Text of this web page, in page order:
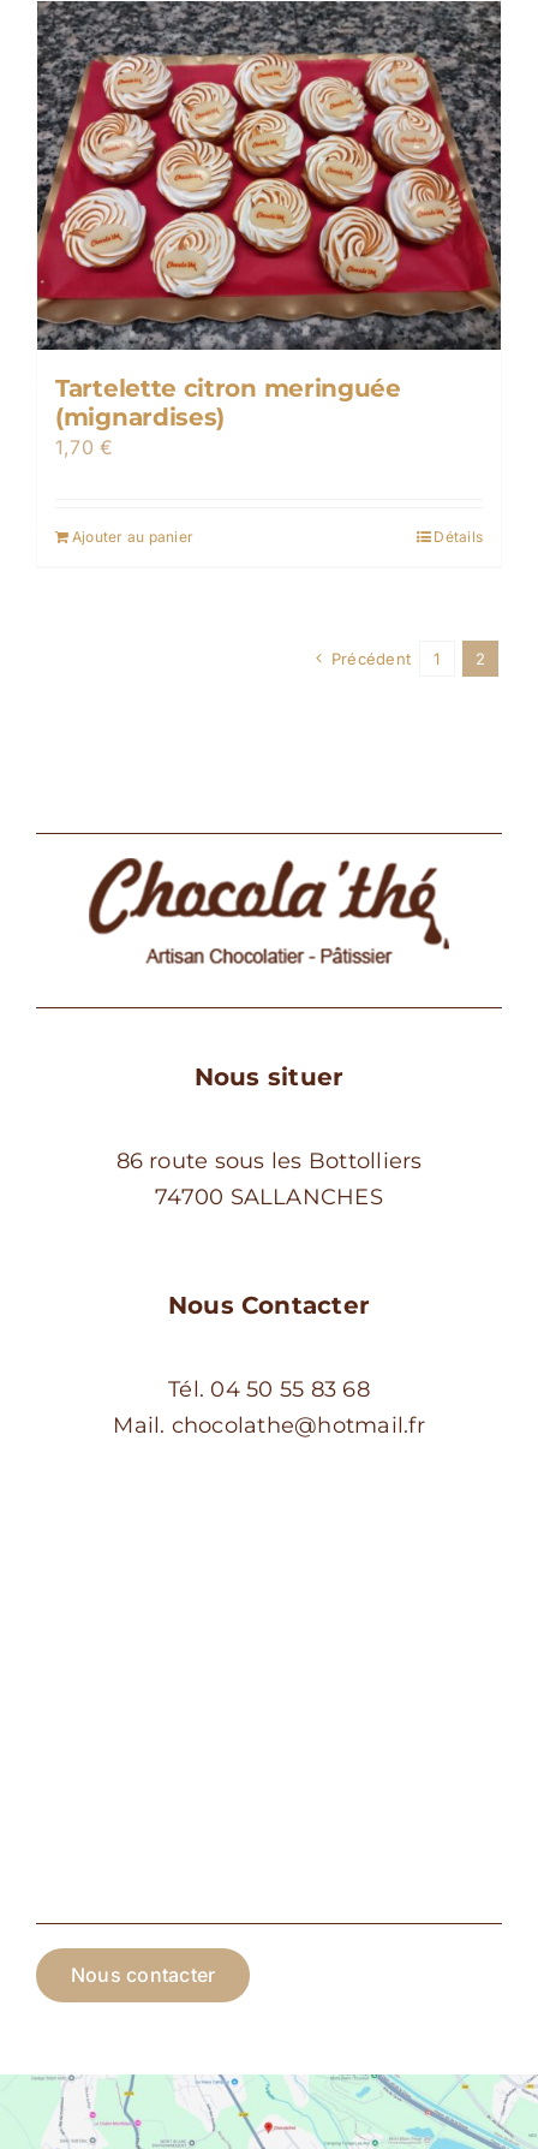
Tartelette citron meringuée
(mignardises)
1,70€
Ajouter au panier Détails
Précédent 1 2
Nous situer
86 route sous les Bottolliers
74700 SALLANCHES
Nous Contacter
Tél. 04 50 55 83 68
Mail. chocolathe@hotmail.fr
Nous contacter